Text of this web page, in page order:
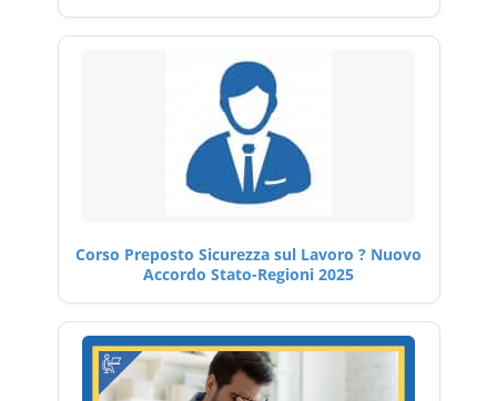
Corso Preposto Sicurezza sul Lavoro ? Nuovo
Accordo Stato-Regioni 2025